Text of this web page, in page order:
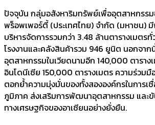
ปัจจุบัน กลุ่มอสังหาริมทรัพย์เพื่ออุตสาหกรรม
พร็อพเพอร์ตี้ (ประเทศไทย) จำกัด (มหาชน)
บริหารจัดการรวมกว่า 3.48 ล้านตารางเมตร
โรงงานและคลังสินค้ารวม 946 ยูนิต นอกจา
อุตสาหกรรมในเวียดนามอีก 140,000 ตาราง
อินโดนีเซีย 150,000 ตารางเมตร ความร่วม
ตอกย้ำความมุ่งมั่นของทั้งสององค์กรในการเ
ภูมิภาค ส่งเสริมการพัฒนาอุตสาหกรรม และ
ทางเศรษฐกิจของอาเซียนอย่างยั่งยืน.